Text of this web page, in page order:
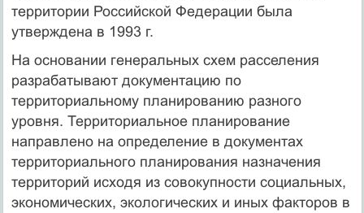
территории Российской Федерации была
утверждена в 1993 г.
На основании генеральных схем расселения
разрабатывают документацию по
территориальному планированию разного
уровня. Территориальное планирование
направлено на определение в документах
территориального планирования назначения
территорий исходя из совокупности социальных,
экономических, экологических и иных факторов в